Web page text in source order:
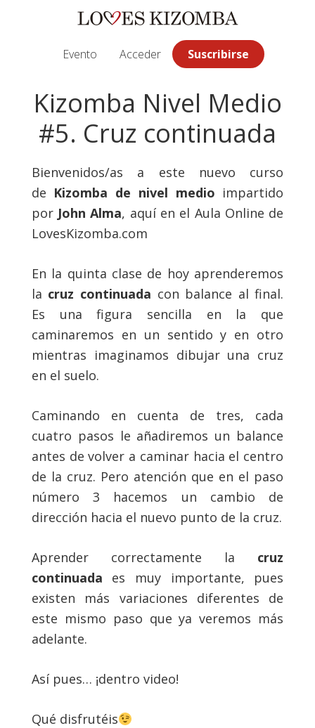
principal
principal
Evento Acceder Suscribirse
Kizomba Nivel Medio
#5. Cruz continuada
Bienvenidos/as a este nuevo curso
de Kizomba de nivel medio impartido
por John Alma, aquí en el Aula Online de
LovesKizomba.com
En la quinta clase de hoy aprenderemos
la cruz continuada con balance al final.
Es una figura sencilla en la que
caminaremos en un sentido y en otro
mientras imaginamos dibujar una cruz
en el suelo.
Caminando en cuenta de tres, cada
cuatro pasos le añadiremos un balance
antes de volver a caminar hacia el centro
de la cruz. Pero atención que en el paso
número 3 hacemos un cambio de
dirección hacia el nuevo punto de la cruz.
Aprender correctamente la cruz
continuada es muy importante, pues
existen más variaciones diferentes de
este mismo paso que ya veremos más
adelante.
Así pues… ¡dentro video!
Qué disfrutéis